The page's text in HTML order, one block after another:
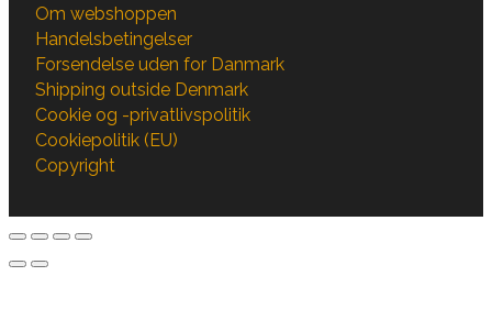
Om webshoppen
Handelsbetingelser
Forsendelse uden for Danmark
Shipping outside Denmark
Cookie og -privatlivspolitik
Cookiepolitik (EU)
Copyright